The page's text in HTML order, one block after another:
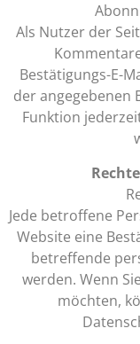
Als Nutzer der
Bestätigungs-E-
der angegebenen
Funktion
Jede betroffene
Website eine
betreffende
werden. Wenn
möchten,